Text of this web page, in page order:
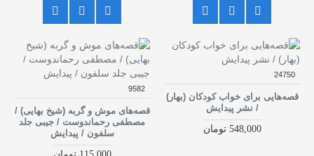
24750
قصه‌هایی برای خواب کودکان (بهار)
/ نشر پیدایش
548,000 تومان
9582
قصه‌های موش و گربه (شیخ بهایی) /
مصطفی رحماندوست / جیبی جلد
سلفون / پیدایش